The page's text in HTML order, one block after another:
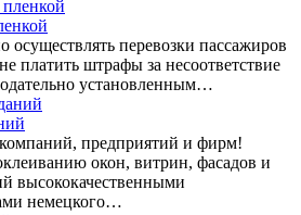
осуществлять перевозки пассажиров
платить штрафы за несоответствие
установленным…
предприятий и фирм!
окон, витрин, фасадов и
высококачественными
немецкого…